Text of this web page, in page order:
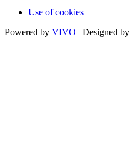
Use of cookies
Powered by VIVO | Designed by